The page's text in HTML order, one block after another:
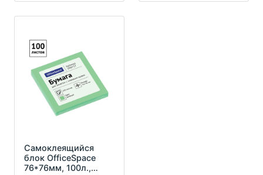
Самоклеящийся
блок OfficeSpace
76*76мм, 100л.,